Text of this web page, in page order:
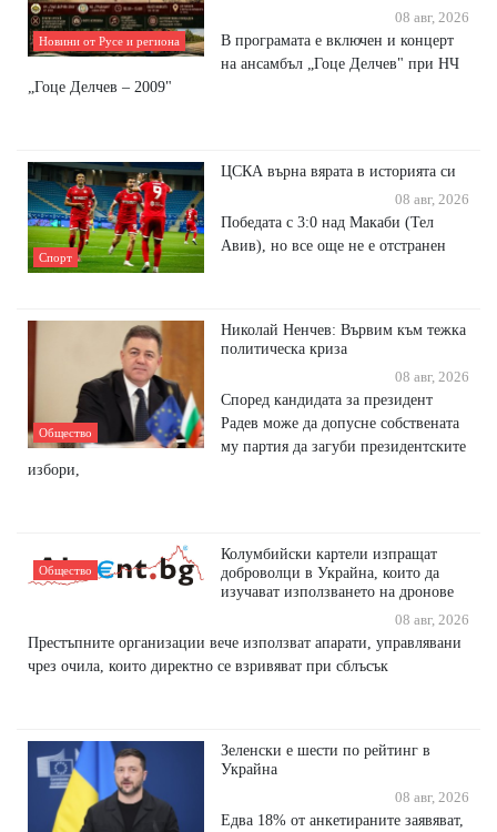
Новини от Русе и региона
08 авг, 2026
В програмата е включен и концерт
на ансамбъл „Гоце Делчев" при НЧ
„Гоце Делчев – 2009"
Спорт
ЦСКА върна вярата в историята си
08 авг, 2026
Победата с 3:0 над Макаби (Тел
Авив), но все още не е отстранен
Общество
Николай Ненчев: Вървим към тежка
политическа криза
08 авг, 2026
Според кандидата за президент
Радев може да допусне собствената
му партия да загуби президентските
избори,
Общество
Колумбийски картели изпращат
доброволци в Украйна, които да
изучават използването на дронове
08 авг, 2026
Престъпните организации вече използват апарати, управлявани
чрез очила, които директно се взривяват при сблъсък
Зеленски е шести по рейтинг в
Украйна
08 авг, 2026
Едва 18% от анкетираните заявяват,